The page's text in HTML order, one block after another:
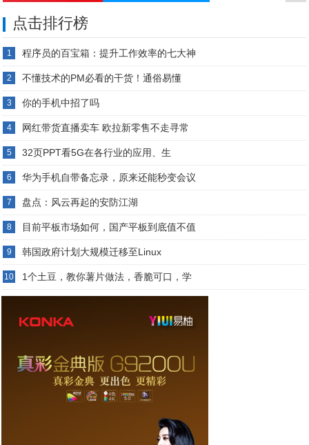
点击排行榜
1 程序员的百宝箱：提升工作效率的七大神
2 不懂技术的PM必看的干货！通俗易懂
3 你的手机中招了吗
4 网红带货直播卖车 欧拉新零售不走寻常
5 32页PPT看5G在各行业的应用、生
6 华为手机自带备忘录，原来还能秒变会议
7 盘点：风云再起的安防江湖
8 目前平板市场如何，国产平板到底值不值
9 韩国政府计划大规模迁移至Linux
10 1个土豆，教你薯片做法，香脆可口，学